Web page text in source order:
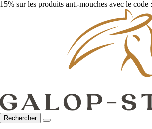
15% sur les produits anti-mouches avec le code :
Rechercher